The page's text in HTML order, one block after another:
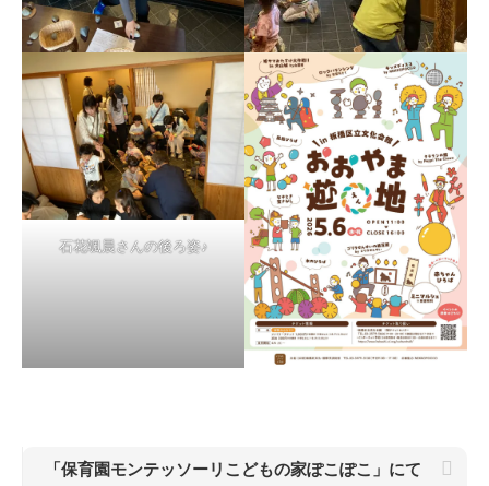
石花颯晨さんの後ろ姿♪
「保育園モンテッソーリこどもの家ぽこぽこ」にて